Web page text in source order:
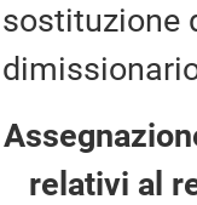
sostituzione
relativi al